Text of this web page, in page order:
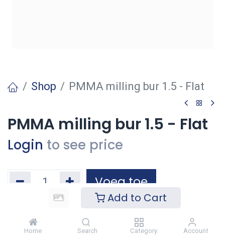
Add to Cart
Home Search Category Account
Shop PMMA milling bur 1.5 - Flat
PMMA milling bur 1.5 - Flat
Login to see price
Voeg toe